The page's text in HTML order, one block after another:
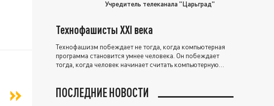
Учредитель телеканала "Царьград"
Технофашисты XXI века
Технофашизм побеждает не тогда, когда компьютерная
программа становится умнее человека. Он побеждает
тогда, когда человек начинает считать компьютерную
ПОСЛЕДНИЕ НОВОСТИ